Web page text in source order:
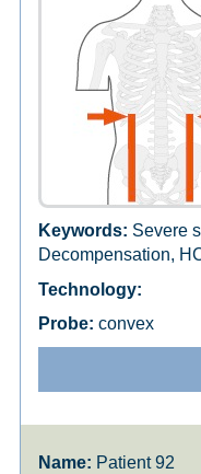
Severe
Decompensation,
convex
Patient 92